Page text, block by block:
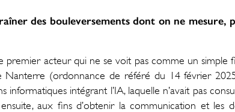
des bouleversements dont on ne
acteur qui ne se voit pas comme un simple
(ordonnance de référé du 14 février
intégrant l’IA, laquelle n’avait pas
aux fins d’obtenir la communication et les